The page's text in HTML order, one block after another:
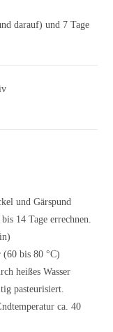
darauf) und 7 Tage
und Gärspund
14 Tage errechnen.
(60 bis 80 °C)
heißes Wasser
pasteurisiert.
ca. 40